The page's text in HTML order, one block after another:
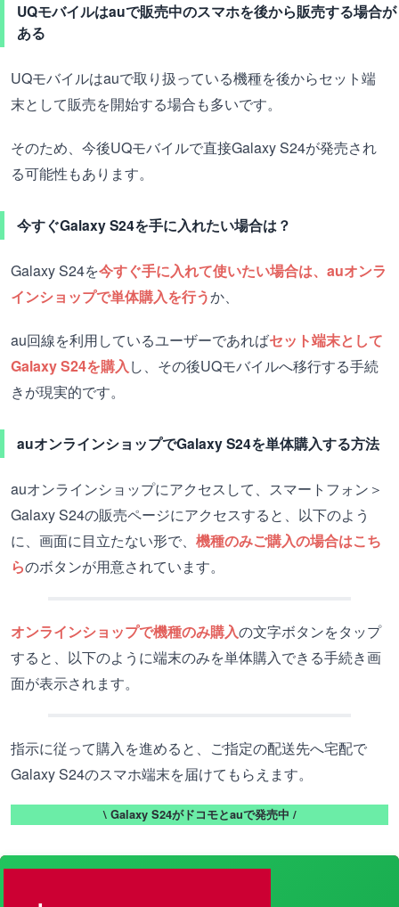
UQモバイルはauで販売中のスマホを後から販売する場合が
ある
UQモバイルはauで取り扱っている機種を後からセット端
末として販売を開始する場合も多いです。
そのため、今後UQモバイルで直接Galaxy S24が発売され
る可能性もあります。
今すぐGalaxy S24を手に入れたい場合は？
Galaxy S24を今すぐ手に入れて使いたい場合は、auオンラ
インショップで単体購入を行うか、
au回線を利用しているユーザーであればセット端末として
Galaxy S24を購入し、その後UQモバイルへ移行する手続
きが現実的です。
auオンラインショップでGalaxy S24を単体購入する方法
auオンラインショップにアクセスして、スマートフォン＞
Galaxy S24の販売ページにアクセスすると、以下のよう
に、画面に目立たない形で、 機種のみご購入の場合はこち
らのボタンが用意されています。
オンラインショップで機種のみ購入の文字ボタンをタップ
すると、以下のように端末のみを単体購入できる手続き画
面が表示されます。
指示に従って購入を進めると、ご指定の配送先へ宅配で
Galaxy S24のスマホ端末を届けてもらえます。
\ Galaxy S24がドコモとauで発売中 /